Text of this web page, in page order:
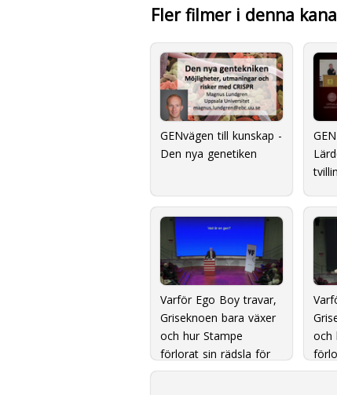
Fler filmer i denna
GENvägen till kunskap -
Den nya genetiken
Varför Ego Boy travar,
Griseknoen bara växer
och hur Stampe
förlorat sin rädsla för
människor
och